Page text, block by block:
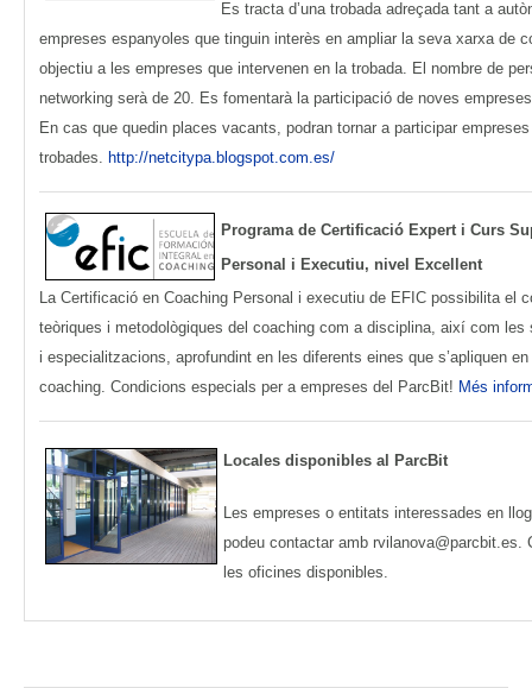
Es tracta d’una trobada adreçada tant a
empreses espanyoles que tinguin interès en ampliar la seva xarxa de
objectiu a les empreses que intervenen en la trobada. El nombre de
networking serà de 20. Es fomentarà la participació de noves
En cas que quedin places vacants, podran tornar a participar empreses
trobades. http://netcitypa.blogspot.com.es/
Programa de Certificació Expert i Curs
Personal i Executiu, nivel Excellent
La Certificació en Coaching Personal i executiu de EFIC possibilita el
teòriques i metodològiques del coaching com a disciplina, així com
i especialitzacions, aprofundint en les diferents eines que s’apliquen
coaching. Condicions especials per a empreses del ParcBit! Més
Locales disponibles al ParcBit
Les empreses o entitats interessades en
podeu contactar amb rvilanova@parcbit.es.
les oficines disponibles.